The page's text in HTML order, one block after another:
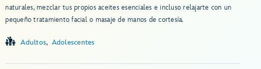
naturales, mezclar tus propios aceites esenciales e incluso relajarte con un
pequeño tratamiento facial o masaje de manos de cortesía.
Adultos Adolescentes